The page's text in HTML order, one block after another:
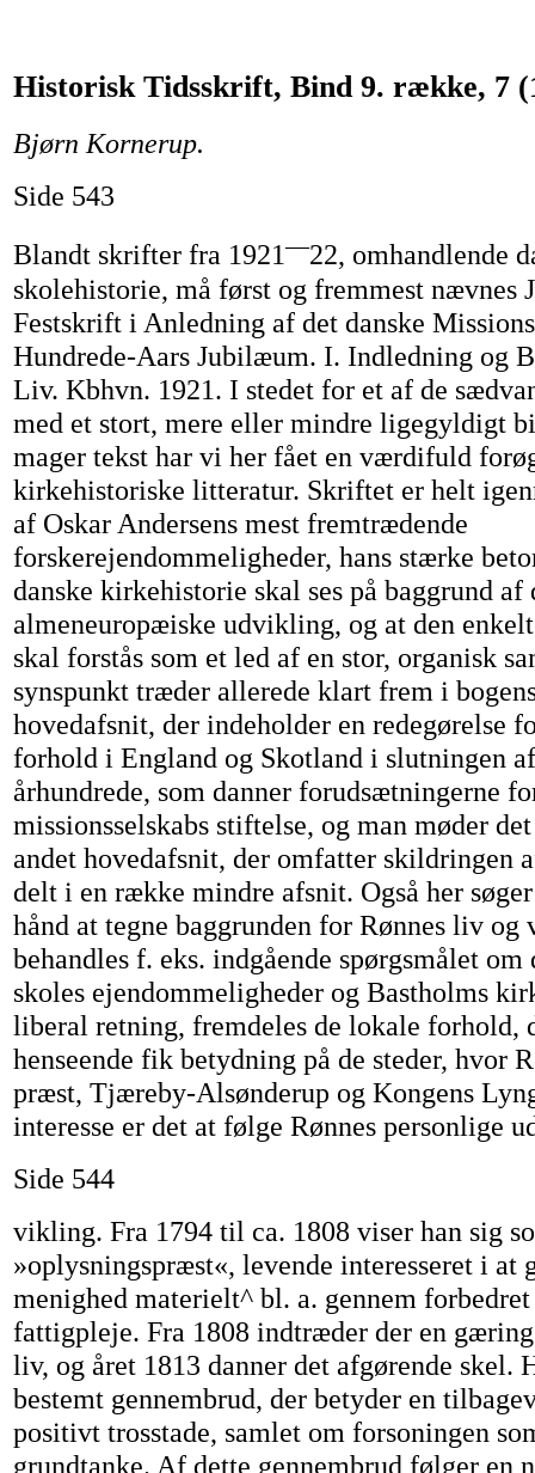
Historisk Tidsskrift, Bind 9. række, 7
Bjørn Kornerup.
Side 543
Blandt skrifter fra 1921—22, omhandlende
skolehistorie, må først og fremmest nævnes
Festskrift i Anledning af det danske
Hundrede-Aars Jubilæum. I. Indledning og
Liv. Kbhvn. 1921. I stedet for et af de
med et stort, mere eller mindre ligegyldigt
mager tekst har vi her fået en værdifuld
kirkehistoriske litteratur. Skriftet er helt
af Oskar Andersens mest fremtrædende
forskerejendommeligheder, hans stærke
danske kirkehistorie skal ses på baggrund af
almeneuropæiske udvikling, og at den
skal forstås som et led af en stor, organisk
synspunkt træder allerede klart frem i
hovedafsnit, der indeholder en redegørelse
forhold i England og Skotland i slutningen
århundrede, som danner forudsætningerne
missionsselskabs stiftelse, og man møder
andet hovedafsnit, der omfatter skildringen
delt i en række mindre afsnit. Også her
hånd at tegne baggrunden for Rønnes liv
behandles f. eks. indgående spørgsmålet om
skoles ejendommeligheder og Bastholms
liberal retning, fremdeles de lokale forhold,
henseende fik betydning på de steder, hvor
præst, Tjæreby-Alsønderup og Kongens
interesse er det at følge Rønnes personlige
Side 544
vikling. Fra 1794 til ca. 1808 viser han sig
»oplysningspræst«, levende interesseret i at
menighed materielt^ bl. a. gennem
fattigpleje. Fra 1808 indtræder der en
liv, og året 1813 danner det afgørende skel.
bestemt gennembrud, der betyder en
positivt trosstade, samlet om forsoningen
grundtanke. Af dette gennembrud følger en